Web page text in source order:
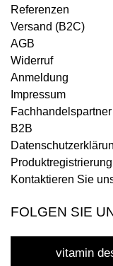
Referenzen
Versand (B2C)
AGB
Widerruf
Anmeldung
Impressum
Fachhandelspartner
B2B
Produktregistrierung
Kontaktieren Sie
FOLGEN SIE
vitamin